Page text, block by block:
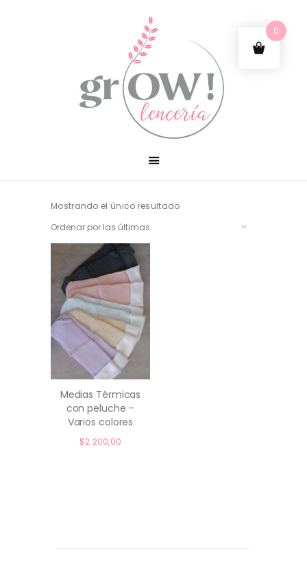
Mostrando el único resultado
comprar
Medias Térmicas
con peluche –
Varios colores
$2.200,00
0